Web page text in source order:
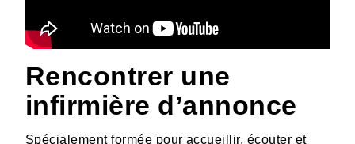
Rencontrer une
infirmière d’annonce
Spécialement formée pour accueillir, écouter et